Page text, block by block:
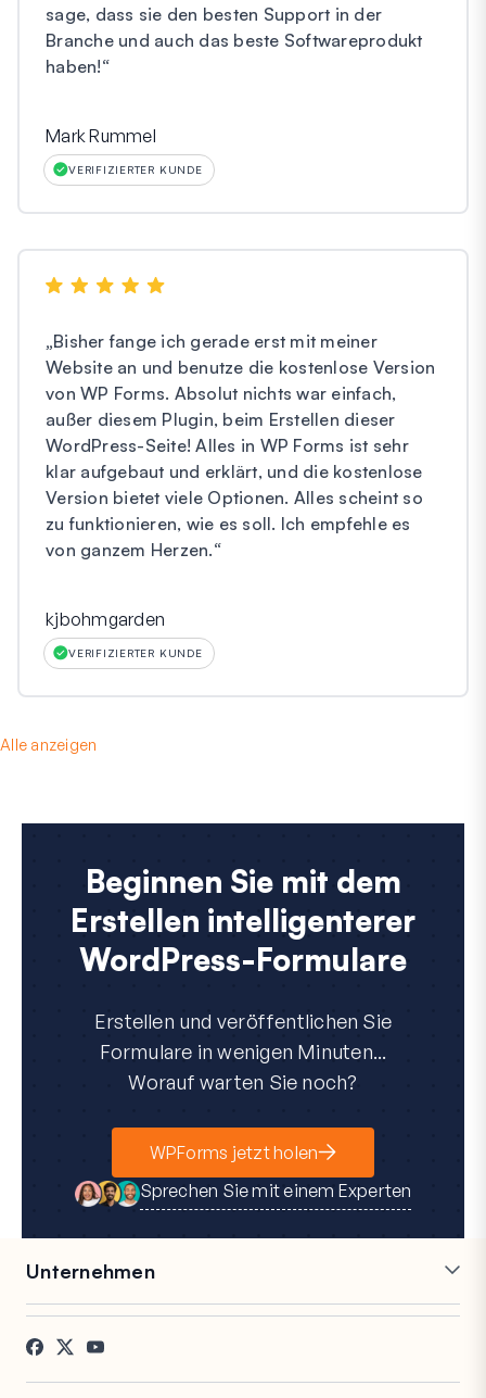
sage, dass sie den besten Support in der
Branche und auch das beste Softwareprodukt
haben!“
Mark Rummel
VERIFIZIERTER KUNDE
„Bisher fange ich gerade erst mit meiner
Website an und benutze die kostenlose Version
von WP Forms. Absolut nichts war einfach,
außer diesem Plugin, beim Erstellen dieser
WordPress-Seite! Alles in WP Forms ist sehr
klar aufgebaut und erklärt, und die kostenlose
Version bietet viele Optionen. Alles scheint so
zu funktionieren, wie es soll. Ich empfehle es
von ganzem Herzen.“
kjbohmgarden
VERIFIZIERTER KUNDE
Alle anzeigen
Beginnen Sie mit dem
Erstellen intelligenterer
WordPress-Formulare
Erstellen und veröffentlichen Sie
Formulare in wenigen Minuten...
Worauf warten Sie noch?
WPForms jetzt holen
Sprechen Sie mit einem Experten
Unternehmen
Karriere
Referenzen
Partner